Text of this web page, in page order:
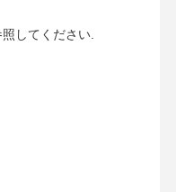
してください.